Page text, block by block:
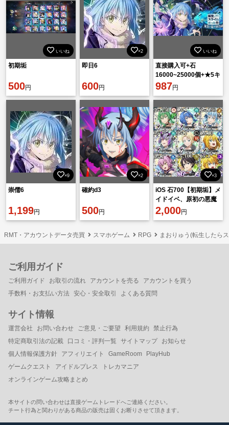
いいね
初期垢
500円
×2
即日6
600円
いいね
直接購入可+石
16000~25000個+★5キ
ャラ49~65体【重複含
987円
×9
崇儒6
1,199円
×2
確約d3
500円
×3
iOS 石700【初期垢】メ
イドイベ、原初の悪魔
コンプ
2,000円
RMT・アカウントデータ売買 スマホゲーム RPG まおりゅう(転生したら
ご利用ガイド
ご利用ガイド お取引の流れ アカウントを売る
アカウントを買う
手数料・お支払い方法 安心・安全取引 よくある質問
サイト情報
運営会社 お問い合わせ ご意見・ご要望 利用規約
禁止行為
特定商取引法の記載
口コミ・評判一覧 サイトマップ
お知らせ
個人情報保護方針
アフィリエイト GameRoom
PlayHub
ゲームクエスト
アイドルプレス
トレカマニア
オンラインゲーム攻略まとめ
本サイトの問い合わせは直接ゲームトレードへご連絡ください。
チート行為と関わりがある商品の販売は固くお断りさせて頂きます。